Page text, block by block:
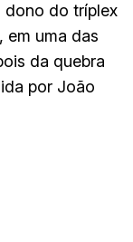
dono do tríplex
em uma das
da quebra
por João